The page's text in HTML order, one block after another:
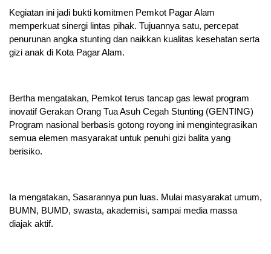
Kegiatan ini jadi bukti komitmen Pemkot Pagar Alam
memperkuat sinergi lintas pihak. Tujuannya satu, percepat
penurunan angka stunting dan naikkan kualitas kesehatan serta
gizi anak di Kota Pagar Alam.
Bertha mengatakan, Pemkot terus tancap gas lewat program
inovatif Gerakan Orang Tua Asuh Cegah Stunting (GENTING)
Program nasional berbasis gotong royong ini mengintegrasikan
semua elemen masyarakat untuk penuhi gizi balita yang
berisiko.
Ia mengatakan, Sasarannya pun luas. Mulai masyarakat umum,
BUMN, BUMD, swasta, akademisi, sampai media massa
diajak aktif.